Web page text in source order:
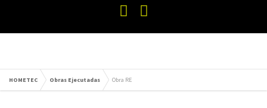
HOMETEC Obras Ejecutadas Obra RE